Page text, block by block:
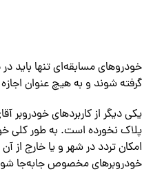
خودروهای مسابقه‌ای تنها
گرفته شوند و به هیچ عنوان اجازه
یکی دیگر از کاربردهای خودروبر
پلاک نخورده است. به طور کلی
امکان تردد در شهر و یا خارج از
خودروبرهای مخصوص جابه‌جا